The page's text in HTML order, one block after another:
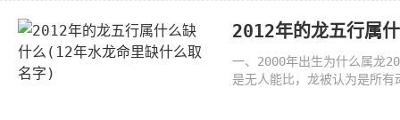
2012年的龙五行属
一、2000年出生为什么属龙
是无人能比，龙被认为是所